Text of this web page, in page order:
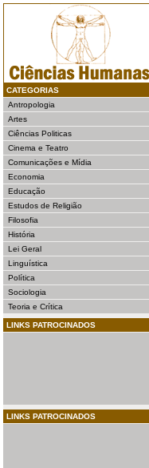
CATEGORIAS
Antropologia
Artes
Ciências Politicas
Cinema e Teatro
Comunicações e Mídia
Economia
Educação
Estudos de Religião
Filosofia
História
Lei Geral
Linguística
Política
Sociologia
Teoria e Crítica
LINKS PATROCINADOS
LINKS PATROCINADOS